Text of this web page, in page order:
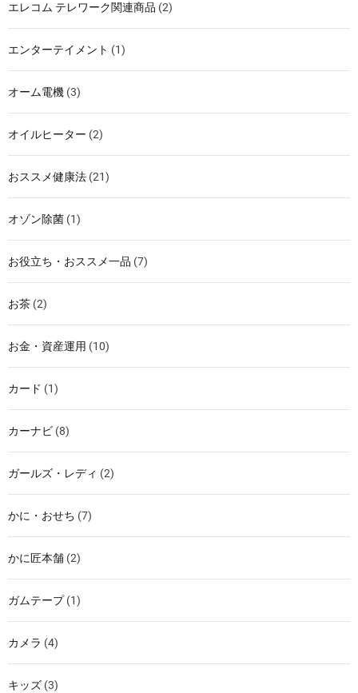
エレコム テレワーク関連商品 (2)
エンターテイメント (1)
オーム電機 (3)
オイルヒーター (2)
おススメ健康法 (21)
オゾン除菌 (1)
お役立ち・おススメ一品 (7)
お茶 (2)
お金・資産運用 (10)
カード (1)
カーナビ (8)
ガールズ・レディ (2)
かに・おせち (7)
かに匠本舗 (2)
ガムテープ(1)
カメラ (4)
キッズ (3)